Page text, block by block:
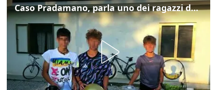
Caso Pradamano, parla uno dei ragazzi denunciati per la limonata: "Volevo anche aiutare i miei"